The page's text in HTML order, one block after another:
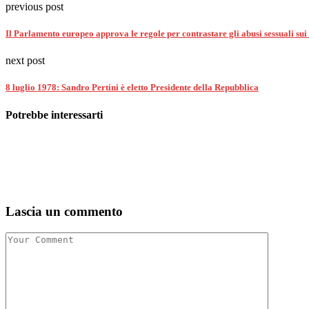
previous post
Il Parlamento europeo approva le regole per contrastare gli abusi sessuali
next post
8 luglio 1978: Sandro Pertini è eletto Presidente della Repubblica
Potrebbe interessarti
Lascia un commento